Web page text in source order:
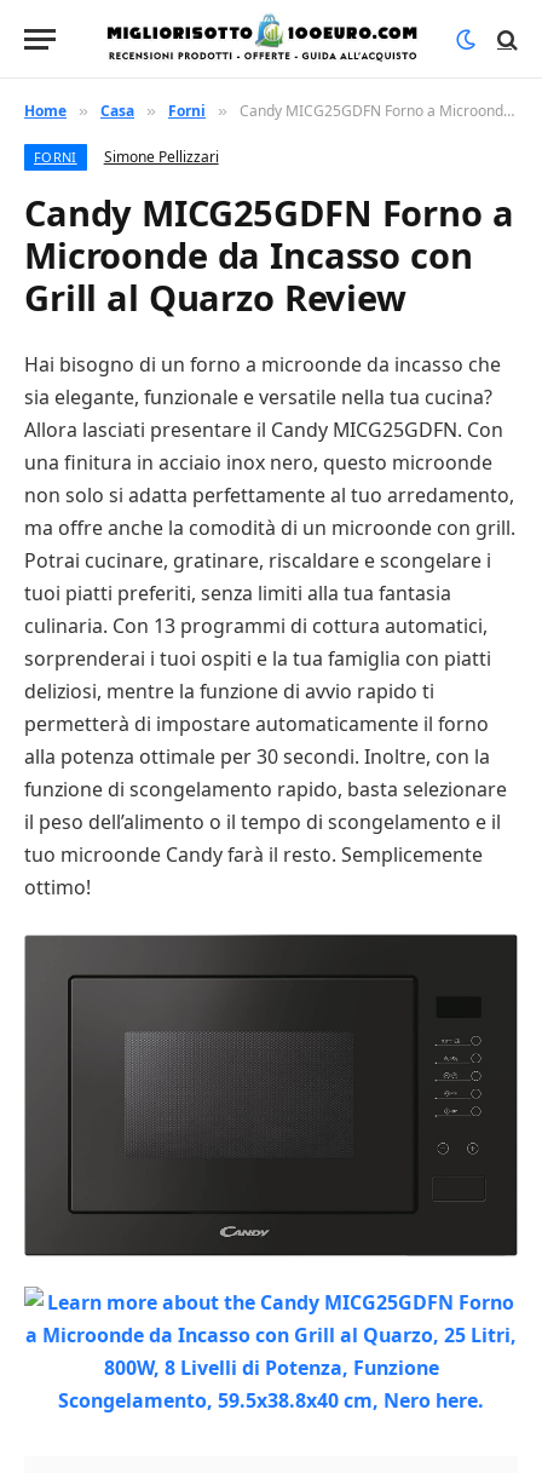
Home » Casa » Forni » Candy MICG25GDFN Forno a Microonde da Incasso con Grill al Quarzo Review
FORNI Simone Pellizzari
Candy MICG25GDFN Forno a
Microonde da Incasso con
Grill al Quarzo Review
Hai bisogno di un forno a microonde da incasso che
sia elegante, funzionale e versatile nella tua cucina?
Allora lasciati presentare il Candy MICG25GDFN. Con
una finitura in acciaio inox nero, questo microonde
non solo si adatta perfettamente al tuo arredamento,
ma offre anche la comodità di un microonde con grill.
Potrai cucinare, gratinare, riscaldare e scongelare i
tuoi piatti preferiti, senza limiti alla tua fantasia
culinaria. Con 13 programmi di cottura automatici,
sorprenderai i tuoi ospiti e la tua famiglia con piatti
deliziosi, mentre la funzione di avvio rapido ti
permetterà di impostare automaticamente il forno
alla potenza ottimale per 30 secondi. Inoltre, con la
funzione di scongelamento rapido, basta selezionare
il peso dell’alimento o il tempo di scongelamento e il
tuo microonde Candy farà il resto. Semplicemente
ottimo!